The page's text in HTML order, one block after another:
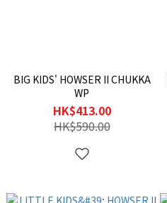
BIG KIDS' HOWSER II CHUKKA
WP
HK$413.00
HK$590.00